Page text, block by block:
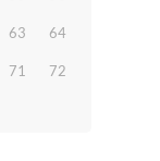
63 64
71 72